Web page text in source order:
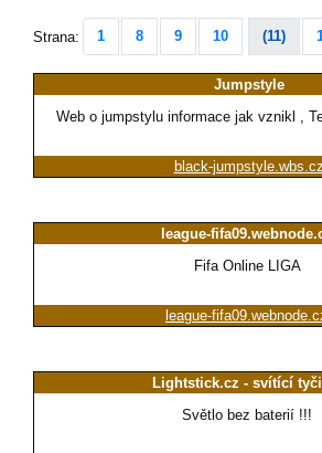
Strana: 1 8 9 10 (11)
Jumpstyle
Web o jumpstylu informace jak vznikl ,
black-jumpstyle.wbs.cz
league-
Fifa Online LIGA
league-
Lightstick.cz - svítící
Světlo bez baterií !!!